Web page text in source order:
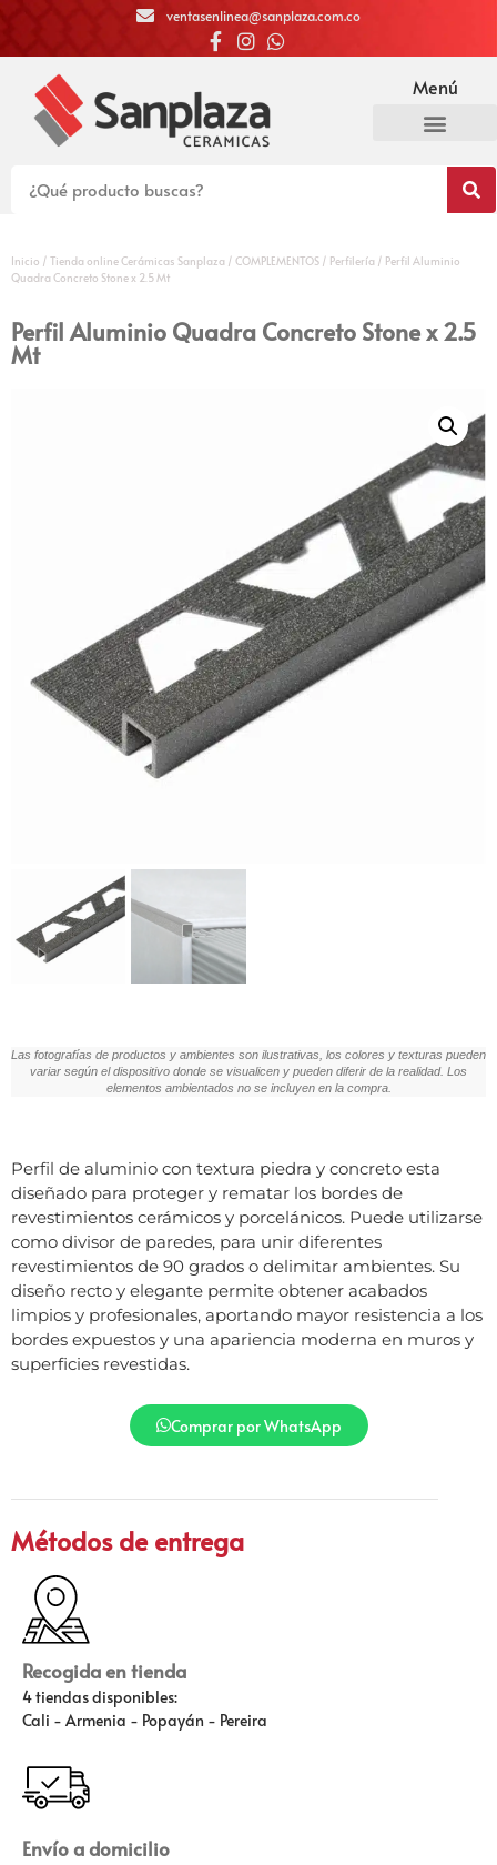
ventasenlinea@sanplaza.com.co
Menú
Inicio / Tienda online Cerámicas Sanplaza / COMPLEMENTOS / Perfilería / Perfil Aluminio
Quadra Concreto Stone x 2.5 Mt
Perfil Aluminio Quadra Concreto Stone x 2.5
Mt
Las fotografías de productos y ambientes son ilustrativas, los colores y texturas pueden
variar según el dispositivo donde se visualicen y pueden diferir de la realidad. Los
elementos ambientados no se incluyen en la compra.
Perfil de aluminio con textura piedra y concreto esta
diseñado para proteger y rematar los bordes de
revestimientos cerámicos y porcelánicos. Puede utilizarse
como divisor de paredes, para unir diferentes
revestimientos de 90 grados o delimitar ambientes. Su
diseño recto y elegante permite obtener acabados
limpios y profesionales, aportando mayor resistencia a los
bordes expuestos y una apariencia moderna en muros y
superficies revestidas.
Comprar por WhatsApp
Métodos de entrega
Recogida en tienda
4 tiendas disponibles:
Cali - Armenia - Popayán - Pereira
Envío a domicilio